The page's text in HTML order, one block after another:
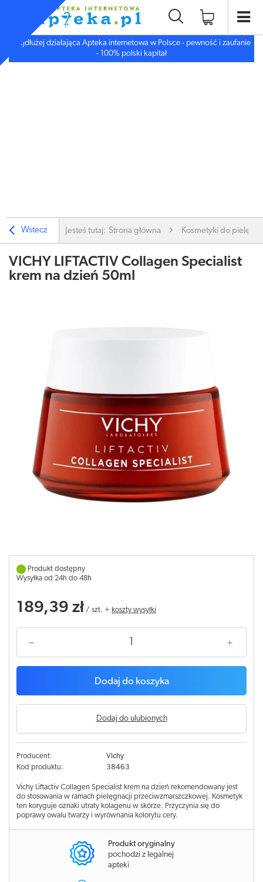
Najdłużej działająca Apteka internetowa w Polsce - pewność i zaufanie
- 100% polski kapitał
Wstecz Jesteś tutaj: Strona główna Kosmetyki do
VICHY LIFTACTIV Collagen Specialist
krem na dzień 50ml
Produkt dostępny
Wysyłka od 24h do 48h
189,39 zł / szt. + koszty wysyłki
Dodaj do koszyka
Dodaj do ulubionych
Producent:
Vichy
Kod produktu:
38463
Vichy Liftactiv Collagen Specialist krem na dzień rekomendowany jest
do stosowania w ramach pielęgnacji przeciwzmarszczkowej. Kosmetyk
ten koryguje oznaki utraty kolagenu w skórze. Przyczynia się do
poprawy owalu twarzy i wyrównania kolorytu cery.
Produkt oryginalny
pochodzi z legalnej
apteki